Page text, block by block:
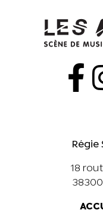
Régie
18
38300